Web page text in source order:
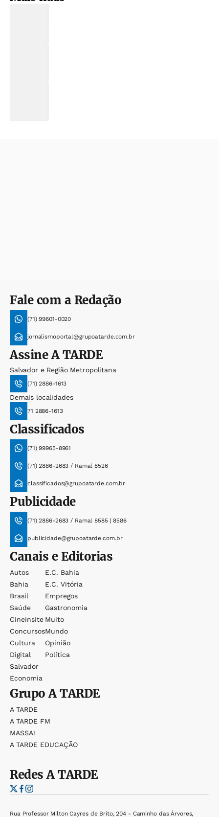
Fale com a Redação
(71) 99601-0020
jornalismoportal@grupoatarde.com.br
AssineA TARDE
Salvador e Região Metropolitana
(71) 2886-1613
Demais localidades
71 2886-1613
Classificados
(71) 99965-8961
(71) 2886-2683 / Ramal 8526
classificados@grupoatarde.com.br
Publicidade
(71) 2886-2683 / Ramal 8585 | 8586
publicidade@grupoatarde.com.br
Canais e Editorias
Autos
Bahia
Brasil
Saúde
Cineinsite
Concursos
Cultura
Digital
Salvador
Economia
E.c. Bahia
E.c. Vitória
Empregos
Gastronomia
Muito
Mundo
Opinião
Política
GrupoA TARDE
A TARDE
A TARDE FM
MASSA!
A TARDE EDUCAÇÃO
RedesA TARDE
Rua Professor Milton Cayres de Brito, 204 - Caminho das Árvores,